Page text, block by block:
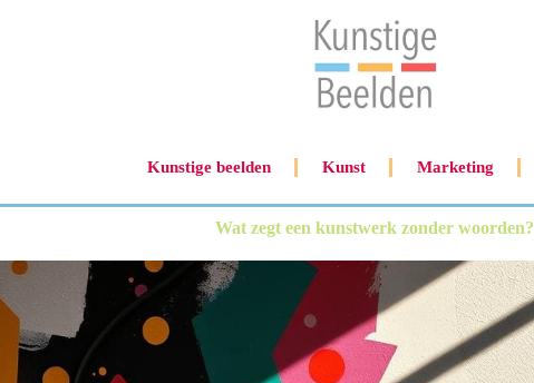
Kunstige beelden Kunst Marketing
Wat zegt een kunstwerk zonder woorden?